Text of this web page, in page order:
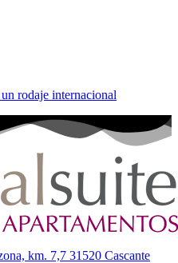
rodaje internacional
km. 7,7 31520 Cascante